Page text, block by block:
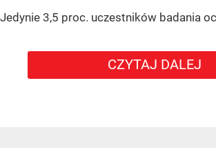
Jedynie 3,5 proc. uczestników badania
CZYTAJ DALEJ